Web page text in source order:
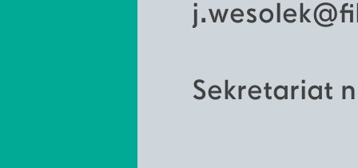
Sekretariat